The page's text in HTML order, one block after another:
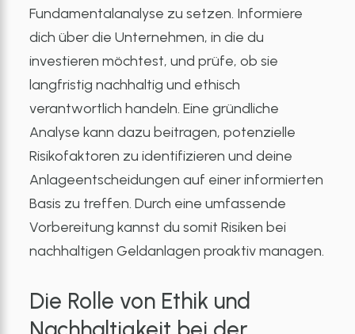
Fundamentalanalyse zu setzen. Informiere
dich über die Unternehmen, in die du
investieren möchtest, und prüfe, ob sie
langfristig nachhaltig und ethisch
verantwortlich handeln. Eine gründliche
Analyse kann dazu beitragen, potenzielle
Risikofaktoren zu identifizieren und deine
Anlageentscheidungen auf einer informierten
Basis zu treffen. Durch eine umfassende
Vorbereitung kannst du somit Risiken bei
nachhaltigen Geldanlagen proaktiv managen.
Die Rolle von Ethik und